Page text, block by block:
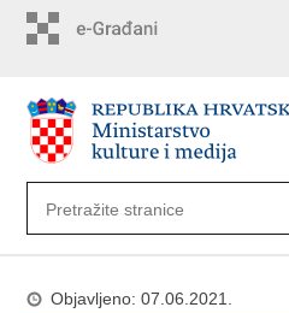
Objavljeno: 07.06.2021.